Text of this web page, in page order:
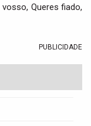
Queres fiado,
PUBLICIDADE